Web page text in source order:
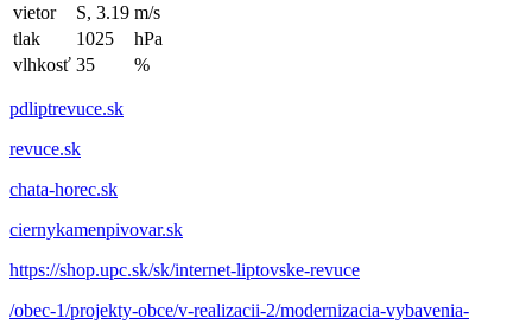
vietor
S, 3.19 m/s
tlak
1025
hPa
vlhkosť 35 %
pdliptrevuce.sk
revuce.sk
chata-horec.sk
ciernykamenpivovar.sk
https://shop.upc.sk/sk/internet-liptovske-revuce
/obec-1/projekty-obce/v-realizacii-2/modernizacia-vybavenia-